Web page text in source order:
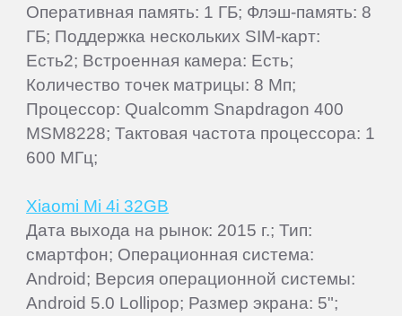
Оперативная память: 1 ГБ; Флэш-память: 8
ГБ; Поддержка нескольких SIM-карт:
Есть2; Встроенная камера: Есть;
Количество точек матрицы: 8 Мп;
Процессор: Qualcomm Snapdragon 400
MSM8228; Тактовая частота процессора: 1
600 МГц;
Xiaomi Mi 4i 32GB
Дата выхода на рынок: 2015 г.; Тип:
смартфон; Операционная система:
Android; Версия операционной системы:
Android 5.0 Lollipop; Размер экрана: 5";